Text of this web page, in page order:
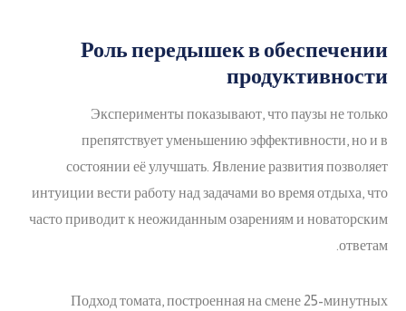
Роль передышек в обеспечении
продуктивности
Эксперименты показывают, что паузы не только
препятствует уменьшению эффективности, но и в
состоянии её улучшать. Явление развития позволяет
интуиции вести работу над задачами во время отдыха, что
часто приводит к неожиданным озарениям и новаторским
ответам.
Подход томата, построенная на смене 25-минутных